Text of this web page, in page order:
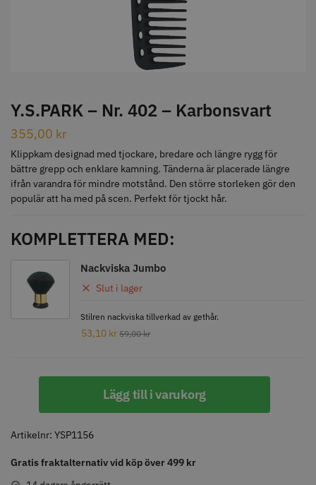
Y.S.PARK – Nr. 402 – Karbonsvart
355,00 kr
Klippkam designad med tjockare, bredare och längre rygg för
bättre grepp och enklare kamning. Tänderna är placerade längre
ifrån varandra för mindre motstånd. Den större storleken gör den
populär att ha med på scen. Perfekt för tjockt hår.
KOMPLETTERA MED:
Nackviska Jumbo
Stilren nackviska tillverkad av gethår.
53,10 kr 59,00kr
Slut i lager
402
Karbonsvart
Lägg till i varukorg
Artikelnr: YSP1156
Gratis fraktalternativ vid köp över 499 kr
Jaguar Klippkam 500
49.00 kr
Info Köp
1499.00 kr
Info Köp
Comair toppapper vikta - 70 mm
59.00 kr
Info
Jaguar Pre Style Relax Slice 5.5
659.00 kr